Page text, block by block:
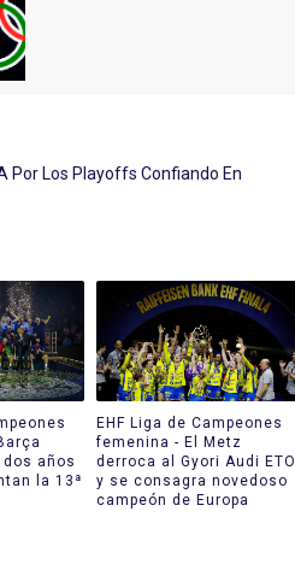
Por Los Playoffs Confiando En
años
la 13ª
EHF Liga de Campeones
femenina - El Metz
derroca al Gyori Audi ETO
y se consagra novedoso
campeón de Europa